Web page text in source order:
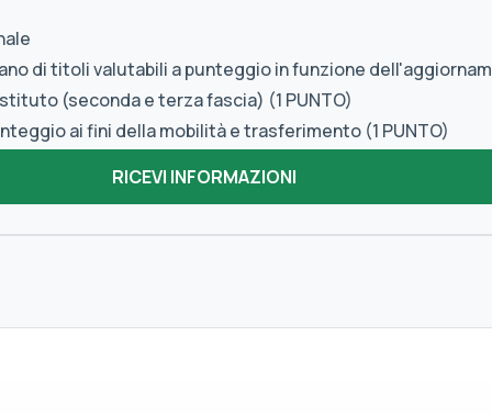
di titoli valutabili a punteggio in funzione
(seconda e terza fascia) (1 PUNTO)
ai fini della mobilità e trasferimento (1 PUNTO)